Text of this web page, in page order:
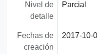
Nivel de
detalle
Parcial
Fechas de
creación
2017-10-